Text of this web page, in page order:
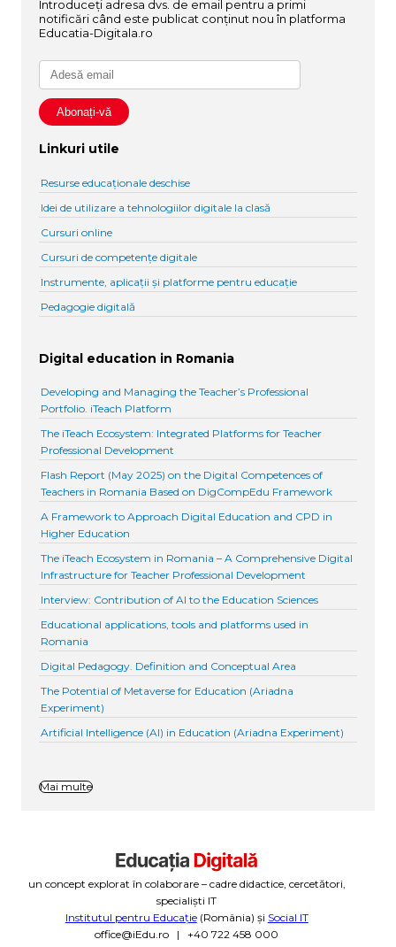
Introduceți adresa dvs. de email pentru a primi
notificări când este publicat conținut nou în platforma
Educatia-Digitala.ro
Linkuri utile
Resurse educaționale deschise
Idei de utilizare a tehnologiilor digitale la clasă
Cursuri online
Cursuri de competențe digitale
Instrumente, aplicații și platforme pentru educație
Pedagogie digitală
Digital education in Romania
Developing and Managing the Teacher’s Professional
Portfolio. iTeach Platform
The iTeach Ecosystem: Integrated Platforms for Teacher
Professional Development
Flash Report (May 2025) on the Digital Competences of
Teachers in Romania Based on DigCompEdu Framework
A Framework to Approach Digital Education and CPD in
Higher Education
The iTeach Ecosystem in Romania – A Comprehensive Digital
Infrastructure for Teacher Professional Development
Interview: Contribution of AI to the Education Sciences
Educational applications, tools and platforms used in
Romania
Digital Pedagogy. Definition and Conceptual Area
The Potential of Metaverse for Education (Ariadna
Experiment)
Artificial Intelligence (AI) in Education (Ariadna Experiment)
Mai multe
un concept explorat în colaborare – cadre didactice, cercetători,
specialiști IT
Institutul pentru Educație(România) și Social IT
office@iEdu.ro | +40 722 458 000